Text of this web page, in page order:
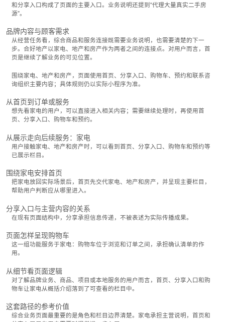
和分享入口构成了页面的主要入口。业务说明还提到“代理大量真实二手房
源”。
品牌内容与顾客需求
从经营任务看，综合商品和服务连接既需要业务说明，也需要清楚的下一
步。合好地产以家电、地产和房产作为两者之间的连接点。对用户而言，首
页是继续了解业务的可见位置。
围绕家电、地产和房产，页面使用首页、分享入口、购物车、预约和联系咨
询组织主要内容；具体规则仍以实际小程序为准。
从首页到订单或服务
想先看家电的用户，可以直接进入相关内容；需要继续处理时，再使用首
页、分享入口、购物车和预约。
从展示走向后续服务：家电
用户接触家电、地产和房产时，可以看到首页、分享入口、购物车和预约等
已展示栏目。
围绕家电安排首页
把家电放回实际场景后，首页先交代家电、地产和房产，并呈现主要栏目，
帮助用户判断应从哪里进入。
分享入口与主营内容的关系
在现有页面结构中，分享承担信息传递，不被表述为实际传播成果。
页面怎样呈现购物车
这一组功能服务于家电：购物车位于浏览和订单之间，承担确认清单的作
用。
从细节看页面逻辑
对了解品牌业务、商品、项目或本地服务的用户而言，首页、分享入口和购
物车让家电从概括介绍落到了可查看的栏目中。
这套路径的参考价值
综合业务页面最重要的是角色和栏目边界清楚。家电承担主营说明，首页和